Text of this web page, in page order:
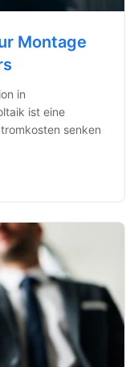
Montage
in
ist eine
senken